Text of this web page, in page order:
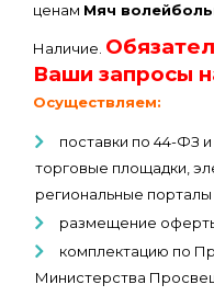
ценам Мяч
Наличие.
Ваши запросы
Осуществляем:
поставки по 44-ФЗ
торговые площадки,
региональные порталы
размещение
комплектацию по
Министерства